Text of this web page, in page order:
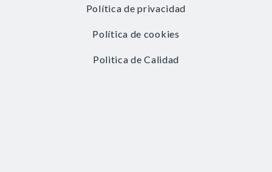
Política de privacidad
Política de cookies
Politica de Calidad